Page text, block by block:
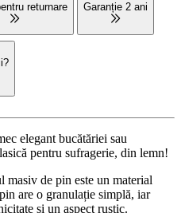
returnare Garanție 2 ani
elegant bucătăriei sau
pentru sufragerie, din lemn!
de pin este un material
are o granulație simplă, iar
și un aspect rustic.